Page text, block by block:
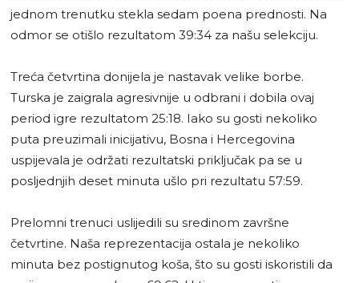
jednom trenutku stekla sedam poena prednosti. Na
odmor se otišlo rezultatom 39:34 za našu selekciju.
Treća četvrtina donijela je nastavak velike borbe.
Turska je zaigrala agresivnije u odbrani i dobila ovaj
period igre rezultatom 25:18. Iako su gosti nekoliko
puta preuzimali inicijativu, Bosna i Hercegovina
uspijevala je održati rezultatski priključak pa se u
posljednjih deset minuta ušlo pri rezultatu 57:59.
Prelomni trenuci uslijedili su sredinom završne
četvrtine. Naša reprezentacija ostala je nekoliko
minuta bez postignutog koša, što su gosti iskoristili da